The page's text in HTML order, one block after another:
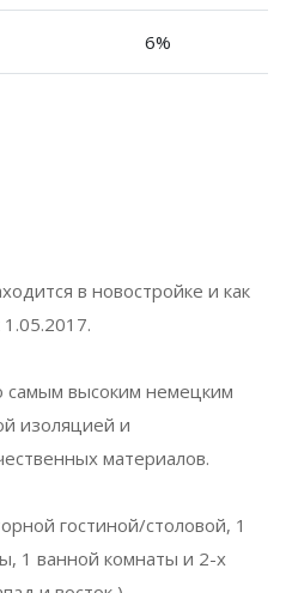
6%
в новостройке и как
самым высоким немецким
изоляцией и
материалов.
гостиной/столовой, 1
1 ванной комнаты и 2-х